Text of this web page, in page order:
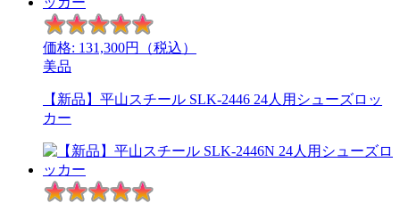
価格: 131,300円（税込）
美品
【新品】平山スチール SLK-2446 24人用シューズロッ
カー